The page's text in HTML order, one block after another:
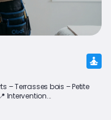
– Terrasses bois – Petite
Intervention...